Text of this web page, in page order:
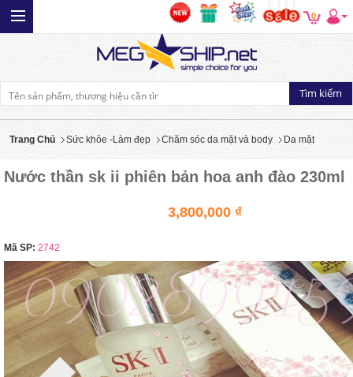
0
Trang Chủ Sức khỏe -Làm đẹp Chăm sóc da mặt và body Da mặt
Nước thần sk ii phiên bản hoa anh đào 230ml
3,800,000 ₫
Mã SP: 2742